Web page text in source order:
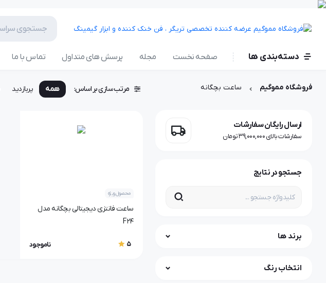
دسته‌بندی ها صفحه نخست مجله پرسش های متداول تماس با ما
فروشگاه مموگیم ساعت بچگانه
ارسال رایگان سفارشات
سفارشات بالای 39,000,000 تومان
جستجو در نتایج
برند ها
انتخاب رنگ
مرتب سازی بر اساس: همه پربازدید
محصول ویژه
ساعت فانتزی دیجیتالی بچگانه مدل
F24
5 ناموجود